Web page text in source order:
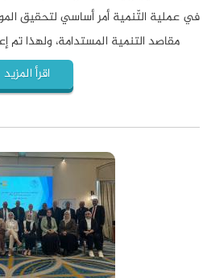
في عملية التّنمية أمر أساسي لتحقيق
مقاصد التنمية المستدامة، ولهذا تم
اقرأ المزيد